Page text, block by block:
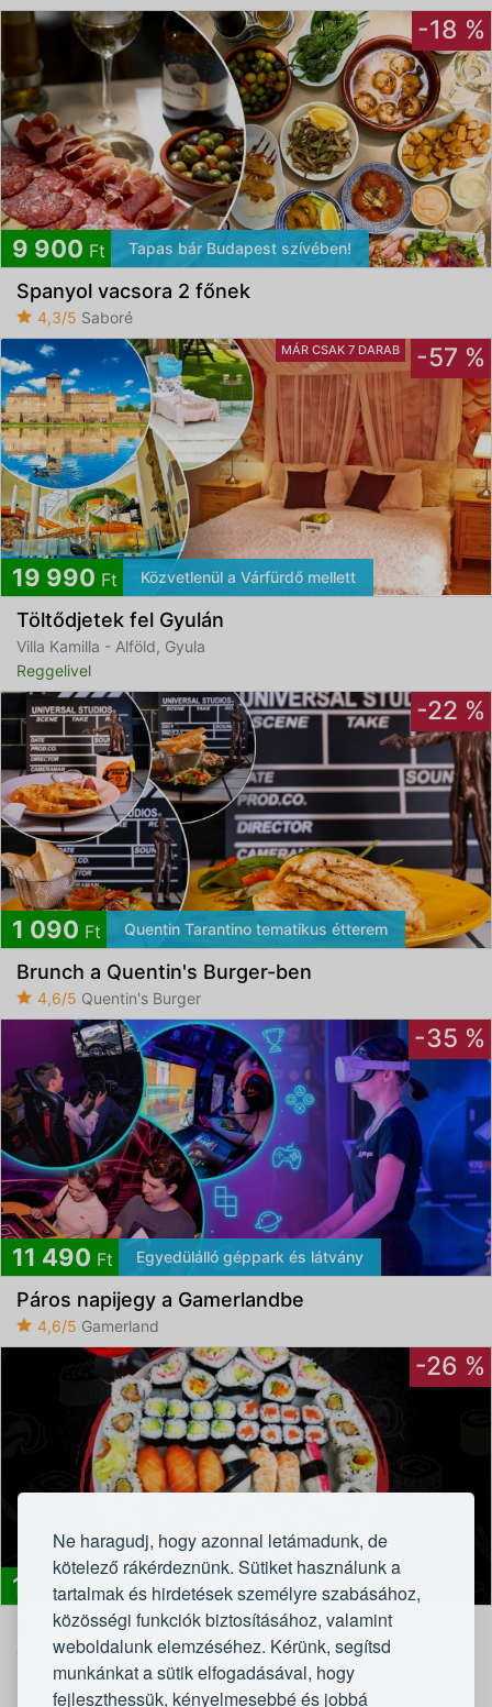
Ne haragudj, hogy azonnal letámadunk, de
kötelező rákérdeznünk. Sütiket használunk a
tartalmak és hirdetések személyre szabásához,
közösségi funkciók biztosításához, valamint
weboldalunk elemzéséhez. Kérünk, segítsd
munkánkat a sütik elfogadásával, hogy
fejleszthessük, kényelmesebbé és jobbá
-18 %
9 900 Ft Tapas bár Budapest szívében!
Spanyol vacsora 2 főnek
4,3/5 Saboré
MÁR CSAK 7 DARAB -57 %
19 990 Ft Közvetlenül a Várfürdő mellett
Töltődjetek fel Gyulán
Villa Kamilla - Alföld, Gyula
Reggelivel
-22 %
1 090 Ft Quentin Tarantino tematikus étterem
Brunch a Quentin's Burger-ben
4,6/5 Quentin's Burger
-35 %
11 490 Ft Egyedülálló géppark és látvány
Páros napijegy a Gamerlandbe
4,6/5 Gamerland
-26 %
13 990Ft Vásárlóink kedvence
60 db-os sushi válogatás
4,4/5Sushi Garden